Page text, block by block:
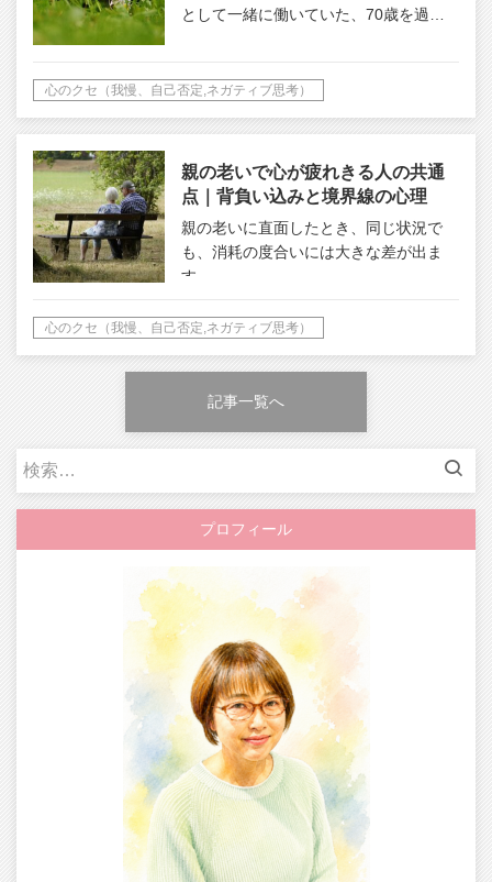
として一緒に働いていた、70歳を過…
心のクセ（我慢、自己否定,ネガティブ思考）
親の老いで心が疲れきる人の共通
点｜背負い込みと境界線の心理
【第４話】
親の老いに直面したとき、同じ状況で
も、消耗の度合いには大きな差が出ま
す…
心のクセ（我慢、自己否定,ネガティブ思考）
記事一覧へ
検
プロフィール